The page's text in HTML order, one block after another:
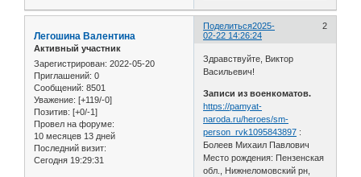
Поделиться 2
2025-
02-22 14:26:24
Легошина Валентина
Активный участник
Зарегистрирован: 2022-05-20
Приглашений: 0
Сообщений: 8501
Уважение: [+119/-0]
Позитив: [+0/-1]
Провел на форуме:
10 месяцев 13 дней
Последний визит:
Сегодня 19:29:31
Здравствуйте, Виктор
Васильевич!
Записи из военкоматов.
https://pamyat-
naroda.ru/heroes/sm-
person_rvk1095843897 :
Болеев Михаил Павлович
Место рождения: Пензенская
обл., Нижнеломовский рн,